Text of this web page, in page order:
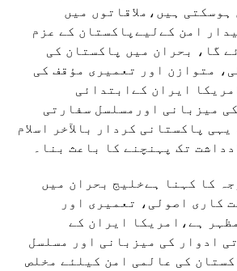
ہوسکتی ہیں،ملاقاتوں میں
امن کےلیےپاکستان کے عزم
گا، بحران میں پاکستان کی
متوازن اور تعمیری مؤقف کی
ایران کےابتدائی
میزبانی اورمسلسل سفارتی
پاکستانی کردار بالآخر اسلام
تک پہنچنے کا باعث بنا۔
کا کہنا ہےخلیج بحران میں
کاری اصولی، تعمیری اور
ہے،امریکا ایران کے
ادوار کی میزبانی اور مسلسل
کی عالمی امن کیلئے مخلص